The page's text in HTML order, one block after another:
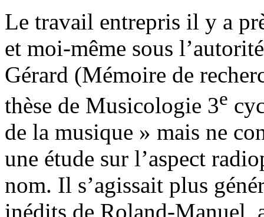
Le travail entrepris il y a
et moi-même sous
Gérard (Mémoire de
thèse de Musicologie 3e
de la musique » mais ne
une étude sur l’aspect
nom. Il s’agissait plus
inédits de Roland-Manuel,